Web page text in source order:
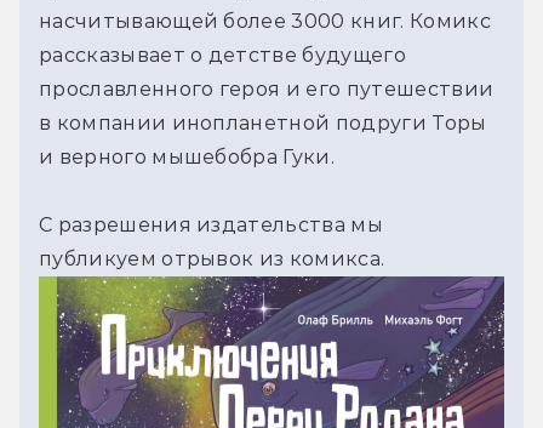
насчитывающей более 3000 книг. Комикс
рассказывает о детстве будущего
прославленного героя и его путешествии
в компании инопланетной подруги Торы
и верного мышебобра Гуки.
С разрешения издательства мы
публикуем отрывок из комикса.